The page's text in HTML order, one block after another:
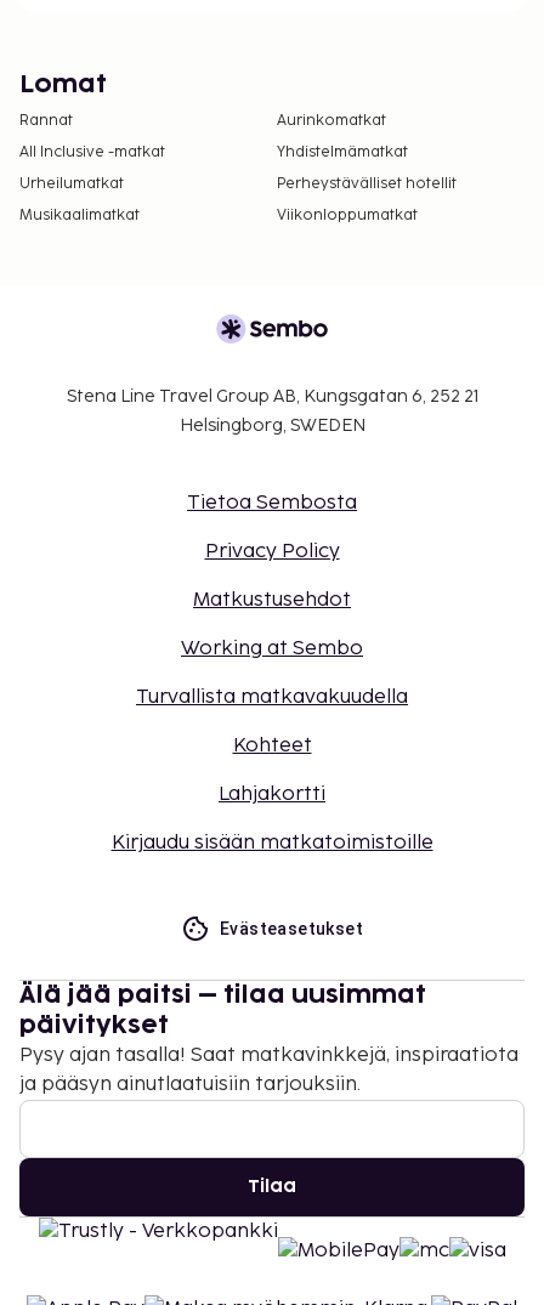
Lomat
Rannat
Aurinkomatkat
All Inclusive -matkat
Yhdistelmämatkat
Urheilumatkat
Perheystävälliset hotellit
Musikaalimatkat
Viikonloppumatkat
Stena Line Travel Group AB, Kungsgatan 6, 252 21
Helsingborg, SWEDEN
Tietoa Sembosta
Privacy Policy
Matkustusehdot
Working at Sembo
Turvallista matkavakuudella
Kohteet
Lahjakortti
Kirjaudu sisään matkatoimistoille
Evästeasetukset
Älä jää paitsi – tilaa uusimmat
päivitykset
Pysy ajan tasalla! Saat matkavinkkejä, inspiraatiota
ja pääsyn ainutlaatuisiin tarjouksiin.
Tilaa